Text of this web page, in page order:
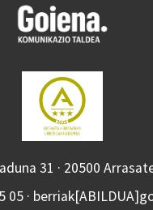
31 · 20500
05 ·